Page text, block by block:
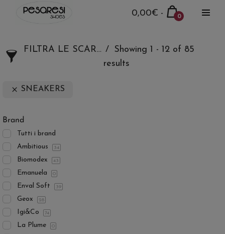
Carrello
0,00€ -
0
carrello
FILTRA LE SCARPE
Showing 1 - 12 of 85
results
SNEAKERS
Brand
Tutti i brand
Ambitious
34
Biomodex 43
Emanuela 0
Enval Soft 39
Geox 28
Igi&Co 74
La Plume 0